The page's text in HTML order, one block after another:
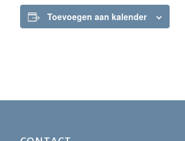
Toevoegen aan kalender